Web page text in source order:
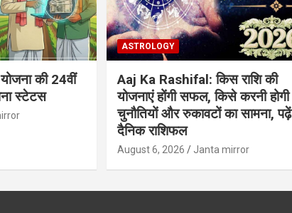
की 24वीं
स्टेटस
ASTROLOGY
Aaj Ka Rashifal: किस राशि की
योजनाएं होंगी सफल, किसे करनी होगी
चुनौतियों और रुकावटों का सामना, पढ़ें
दैनिक राशिफल
August 6, 2026 Janta mirror